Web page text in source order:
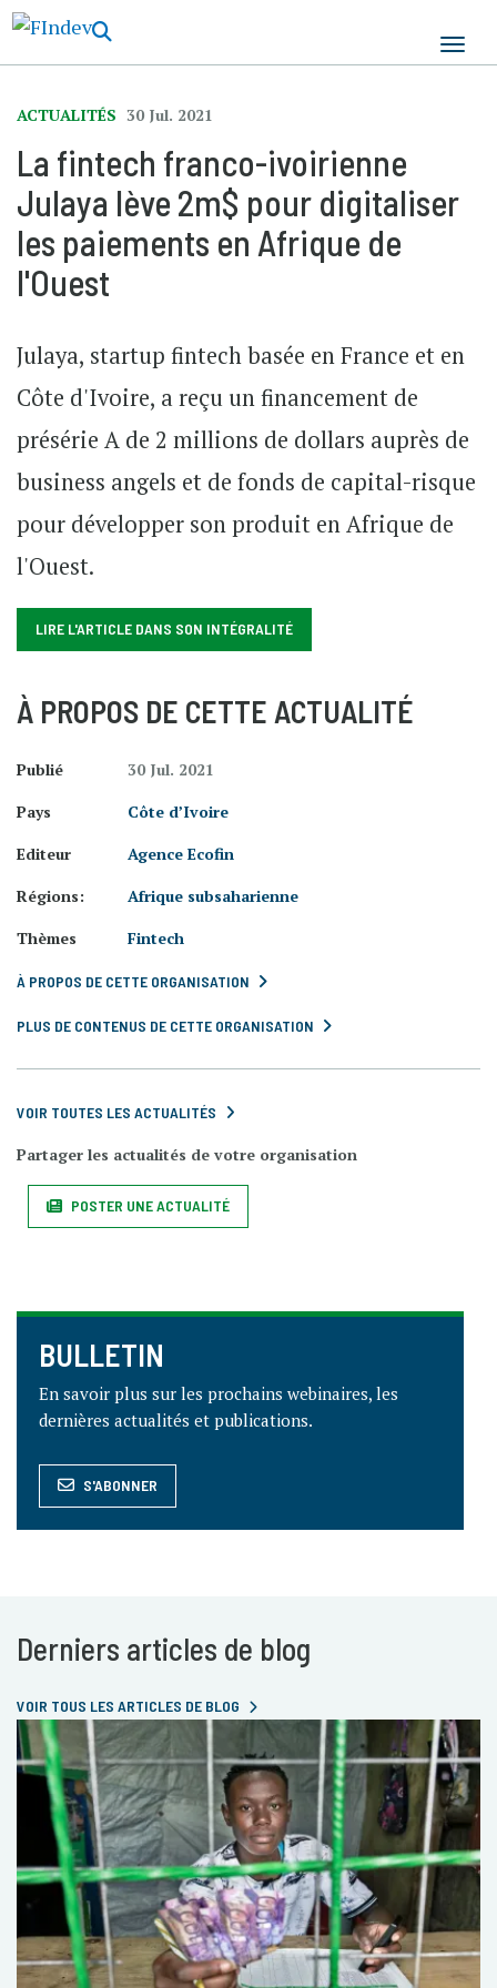
ACTUALITÉS 30 Jul. 2021
La fintech franco-ivoirienne
Julaya lève 2m$ pour digitaliser
les paiements en Afrique de
l'Ouest
Julaya, startup fintech basée en France et en
Côte d'Ivoire, a reçu un financement de
présérie A de 2 millions de dollars auprès de
business angels et de fonds de capital-risque
pour développer son produit en Afrique de
l'Ouest.
LIRE L'ARTICLE DANS SON INTÉGRALITÉ
À PROPOS DE CETTE ACTUALITÉ
Publié
30 Jul. 2021
Pays
Côte d’Ivoire
Editeur
Agence Ecofin
Régions:
Afrique subsaharienne
Thèmes
Fintech
À PROPOS DE CETTE ORGANISATION
PLUS DE CONTENUS DE CETTE ORGANISATION
VOIR TOUTES LES ACTUALITÉS
Partager les actualités de votre organisation
POSTER UNE ACTUALITÉ
BULLETIN
En savoir plus sur les prochains webinaires, les
dernières actualités et publications.
S'ABONNER
Derniers articles de blog
VOIR TOUS LES ARTICLES DE BLOG